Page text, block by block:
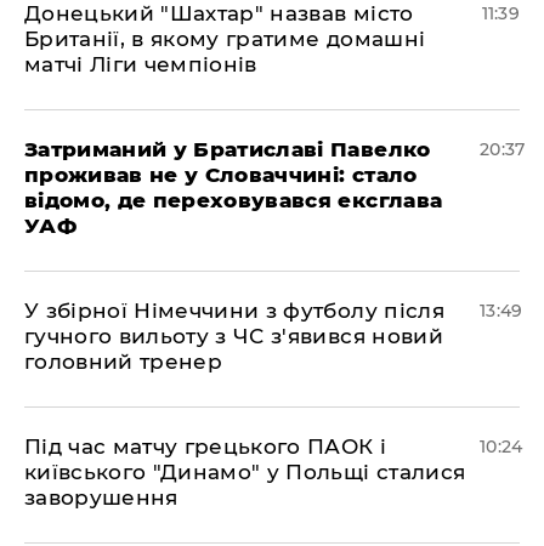
Донецький "Шахтар" назвав місто
Британії, в якому гратиме домашні
матчі Ліги чемпіонів
11:39
Затриманий у Братиславі Павелко
проживав не у Словаччині: стало
відомо, де переховувався ексглава
УАФ
20:37
У збірної Німеччини з футболу після
гучного вильоту з ЧС з'явився новий
головний тренер
13:49
Під час матчу грецького ПАОК і
київського "Динамо" у Польщі сталися
заворушення
10:24